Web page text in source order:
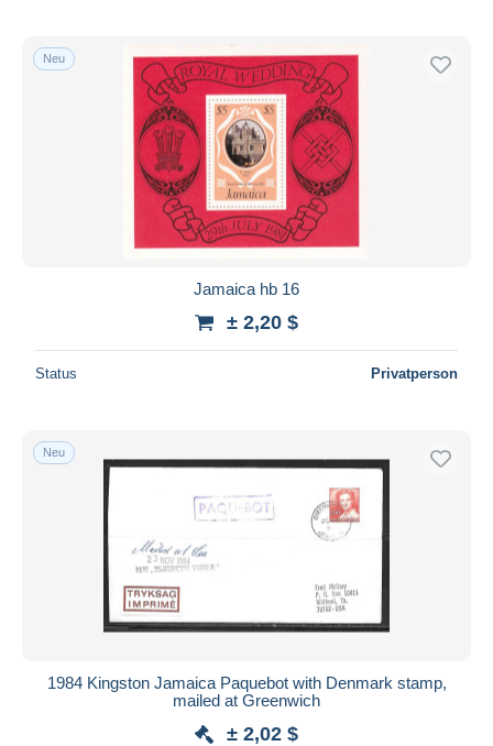
Neu
Jamaica hb 16
± 2,20 $
Status Privatperson
Neu
1984 Kingston Jamaica Paquebot with Denmark stamp,
mailed at Greenwich
± 2,02 $